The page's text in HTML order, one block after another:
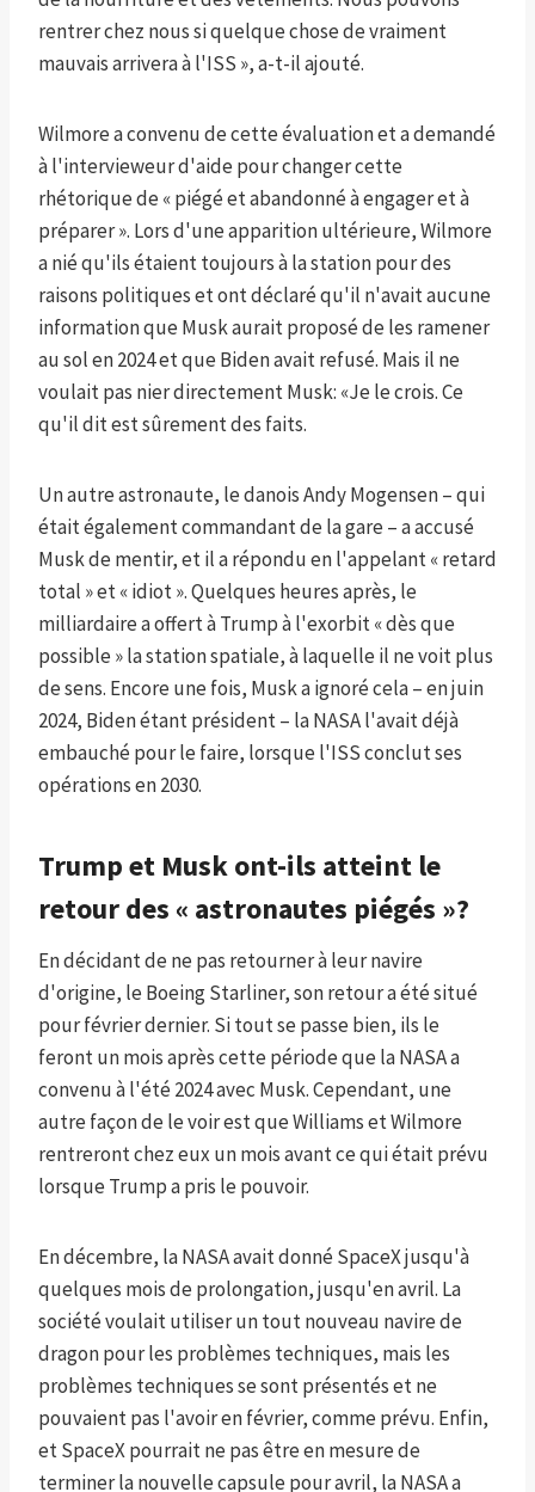
rentrer chez nous si quelque chose de vraiment
mauvais arrivera à l'ISS », a-t-il ajouté.
Wilmore a convenu de cette évaluation et a demandé
à l'intervieweur d'aide pour changer cette
rhétorique de « piégé et abandonné à engager et à
préparer ». Lors d'une apparition ultérieure, Wilmore
a nié qu'ils étaient toujours à la station pour des
raisons politiques et ont déclaré qu'il n'avait aucune
information que Musk aurait proposé de les ramener
au sol en 2024 et que Biden avait refusé. Mais il ne
voulait pas nier directement Musk: «Je le crois. Ce
qu'il dit est sûrement des faits.
Un autre astronaute, le danois Andy Mogensen – qui
était également commandant de la gare – a accusé
Musk de mentir, et il a répondu en l'appelant « retard
total » et « idiot ». Quelques heures après, le
milliardaire a offert à Trump à l'exorbit « dès que
possible » la station spatiale, à laquelle il ne voit plus
de sens. Encore une fois, Musk a ignoré cela – en juin
2024, Biden étant président – la NASA l'avait déjà
embauché pour le faire, lorsque l'ISS conclut ses
opérations en 2030.
Trump et Musk ont-ils atteint le
retour des « astronautes piégés »?
En décidant de ne pas retourner à leur navire
d'origine, le Boeing Starliner, son retour a été situé
pour février dernier. Si tout se passe bien, ils le
feront un mois après cette période que la NASA a
convenu à l'été 2024 avec Musk. Cependant, une
autre façon de le voir est que Williams et Wilmore
rentreront chez eux un mois avant ce qui était prévu
lorsque Trump a pris le pouvoir.
En décembre, la NASA avait donné SpaceX jusqu'à
quelques mois de prolongation, jusqu'en avril. La
société voulait utiliser un tout nouveau navire de
dragon pour les problèmes techniques, mais les
problèmes techniques se sont présentés et ne
pouvaient pas l'avoir en février, comme prévu. Enfin,
et SpaceX pourrait ne pas être en mesure de
terminer la nouvelle capsule pour avril, la NASA a